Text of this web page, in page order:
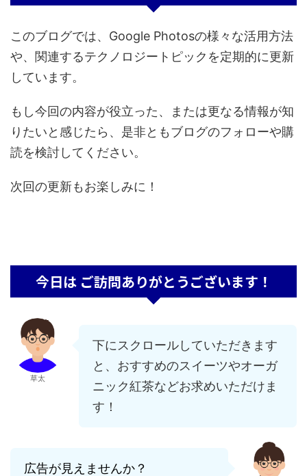
このブログでは、Google Photosの様々な活用方法
や、関連するテクノロジートピックを定期的に更新
しています。
もし今回の内容が役立った、または更なる情報が知
りたいと感じたら、是非ともブログのフォローや購
読を検討してください。
次回の更新もお楽しみに！
今日は ご訪問ありがとうございます！
草太
下にスクロールしていただきます
と、おすすめのスイーツやオーガ
ニック紅茶などお求めいただけま
す！
広告が見えませんか？